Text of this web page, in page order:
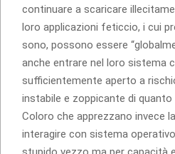
continuare a scaricare
loro applicazioni feticcio, i cui
sono, possono essere
anche entrare nel loro sistema
sufficientemente aperto a
instabile e zoppicante di quanto
Coloro che apprezzano invece
interagire con sistema